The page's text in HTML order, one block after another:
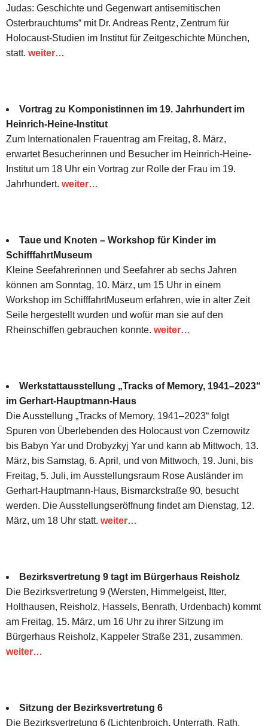
Judas: Geschichte und Gegenwart antisemitischen
Osterbrauchtums“ mit Dr. Andreas Rentz, Zentrum für
Holocaust-Studien im Institut für Zeitgeschichte München,
statt. weiter…
Vortrag zu Komponistinnen im 19. Jahrhundert im
Heinrich-Heine-Institut
Zum Internationalen Frauentrag am Freitag, 8. März,
erwartet Besucherinnen und Besucher im Heinrich-Heine-
Institut um 18 Uhr ein Vortrag zur Rolle der Frau im 19.
Jahrhundert. weiter…
Taue und Knoten – Workshop für Kinder im
SchifffahrtMuseum
Kleine Seefahrerinnen und Seefahrer ab sechs Jahren
können am Sonntag, 10. März, um 15 Uhr in einem
Workshop im SchifffahrtMuseum erfahren, wie in alter Zeit
Seile hergestellt wurden und wofür man sie auf den
Rheinschiffen gebrauchen konnte. weiter…
Werkstattausstellung „Tracks of Memory, 1941–2023“
im Gerhart-Hauptmann-Haus
Die Ausstellung „Tracks of Memory, 1941–2023“ folgt
Spuren von Überlebenden des Holocaust von Czernowitz
bis Babyn Yar und Drobyzkyj Yar und kann ab Mittwoch, 13.
März, bis Samstag, 6. April, und von Mittwoch, 19. Juni, bis
Freitag, 5. Juli, im Ausstellungsraum Rose Ausländer im
Gerhart-Hauptmann-Haus, Bismarckstraße 90, besucht
werden. Die Ausstellungseröffnung findet am Dienstag, 12.
März, um 18 Uhr statt. weiter…
Bezirksvertretung 9 tagt im Bürgerhaus Reisholz
Die Bezirksvertretung 9 (Wersten, Himmelgeist, Itter,
Holthausen, Reisholz, Hassels, Benrath, Urdenbach) kommt
am Freitag, 15. März, um 16 Uhr zu ihrer Sitzung im
Bürgerhaus Reisholz, Kappeler Straße 231, zusammen.
weiter…
Sitzung der Bezirksvertretung 6
Die Bezirksvertretung 6 (Lichtenbroich, Unterrath, Rath,